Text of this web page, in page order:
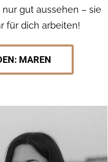
gut aussehen – sie
für dich arbeiten!
MAREN